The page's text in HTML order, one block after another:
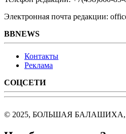
Электронная почта редакции:
BBNEWS
Контакты
Реклама
СОЦСЕТИ
© 2025, БОЛЬШАЯ БАЛАШИХА,